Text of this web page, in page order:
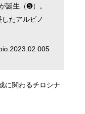
誕生（➎）。
たアルビノ
に関わるチロシナ